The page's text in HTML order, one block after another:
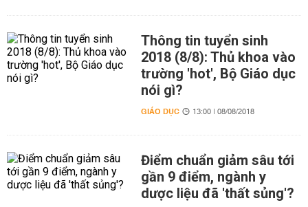
Thông tin tuyển sinh
2018 (8/8): Thủ khoa vào
trường 'hot', Bộ Giáo dục
nói gì?
GIÁO DỤC 13:00 | 08/08/2018
Điểm chuẩn giảm sâu tới
gần 9 điểm, ngành y
dược liệu đã 'thất sủng'?